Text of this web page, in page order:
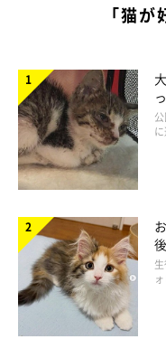
てんちゃんの短い足が
「猫